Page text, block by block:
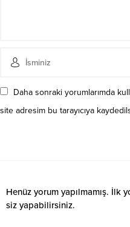
Daha sonraki yorumlarımda
site adresim bu tarayıcıya
Henüz yorum yapılmamış. İlk
siz yapabilirsiniz.